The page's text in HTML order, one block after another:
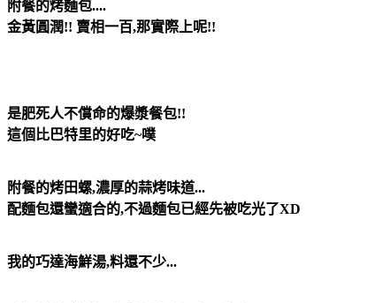
附餐的烤麵包....
金黃圓潤!! 賣相一百,那實際上呢!!
是肥死人不償命的爆漿餐包!!
這個比巴特里的好吃~噗
附餐的烤田螺,濃厚的蒜烤味道...
配麵包還蠻適合的,不過麵包已經先被吃光了XD
我的巧達海鮮湯,料還不少...